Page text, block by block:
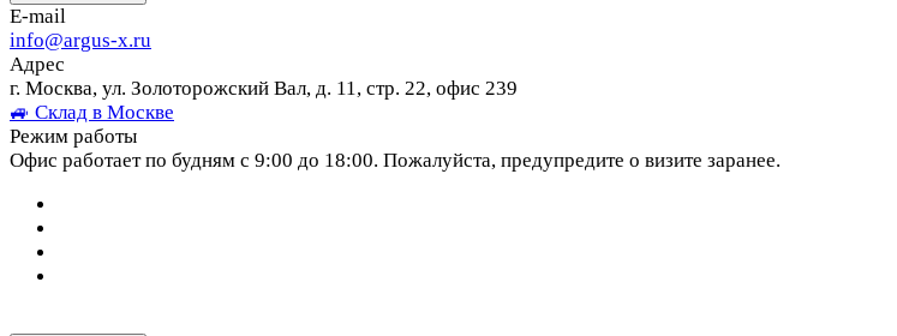
E-mail
info@argus-x.ru
Адрес
г. Москва, ул. Золоторожский Вал, д. 11, стр. 22, офис 239
🚙 Склад в Москве
Режим работы
Офис работает по будням с 9:00 до 18:00. Пожалуйста, предупредите о визите заранее.